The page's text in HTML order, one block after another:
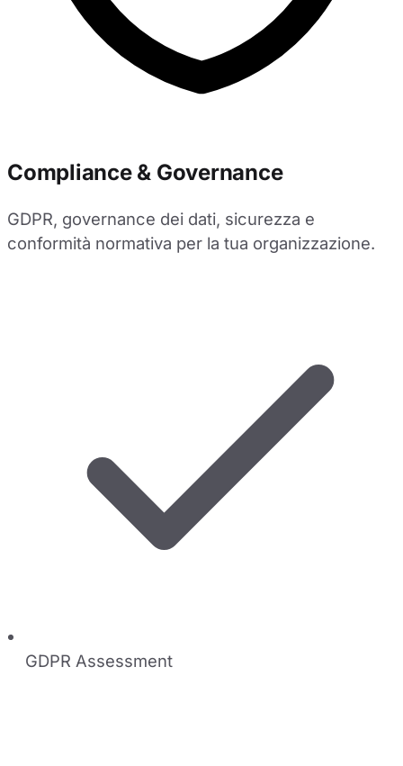
Compliance & Governance
GDPR, governance dei dati, sicurezza e
conformità normativa per la tua organizzazione.
GDPR Assessment